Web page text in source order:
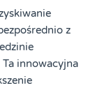
z
innowacyjna